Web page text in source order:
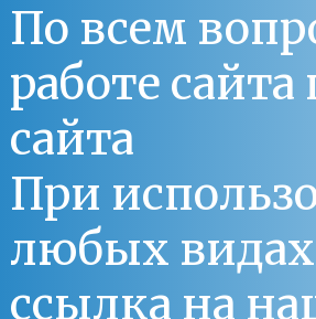
По всем
работе
сайта
При
любых
ссылка на